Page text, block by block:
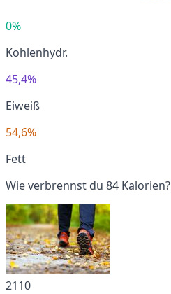
0%
Kohlenhydr.
45,4%
Eiweiß
54,6%
Fett
Wie verbrennst du 84 Kalorien?
2110